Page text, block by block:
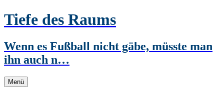
Zum
Inhalt
Tiefe des Raums
Wenn es Fußball nicht gäbe, müsste man
ihn auch n…
Menü